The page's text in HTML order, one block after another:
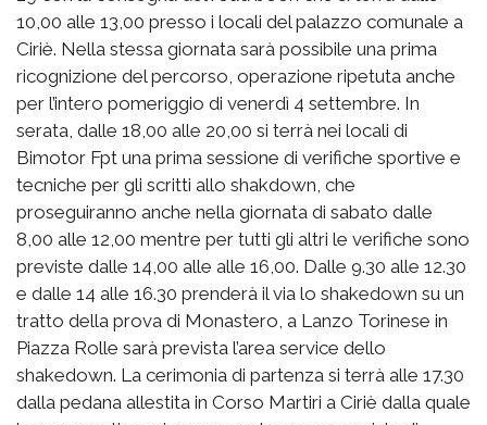
10,00 alle 13,00 presso i locali del palazzo comunale a
Ciriè. Nella stessa giornata sarà possibile una prima
ricognizione del percorso, operazione ripetuta anche
per l’intero pomeriggio di venerdì 4 settembre. In
serata, dalle 18,00 alle 20,00 si terrà nei locali di
Bimotor Fpt una prima sessione di verifiche sportive e
tecniche per gli scritti allo shakdown, che
proseguiranno anche nella giornata di sabato dalle
8,00 alle 12,00 mentre per tutti gli altri le verifiche sono
previste dalle 14,00 alle alle 16,00. Dalle 9.30 alle 12.30
e dalle 14 alle 16.30 prenderà il via lo shakedown su un
tratto della prova di Monastero, a Lanzo Torinese in
Piazza Rolle sarà prevista l’area service dello
shakedown. La cerimonia di partenza si terrà alle 17.30
dalla pedana allestita in Corso Martiri a Ciriè dalla quale